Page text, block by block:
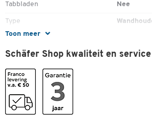
Toon meer
Tabbladen Nee
Type
Uitbreidbaar
Kleur
Schäfer Shop kwaliteit en service